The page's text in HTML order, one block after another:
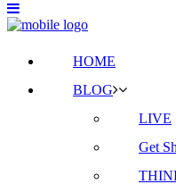
HOME
BLOG
LIVE
Get